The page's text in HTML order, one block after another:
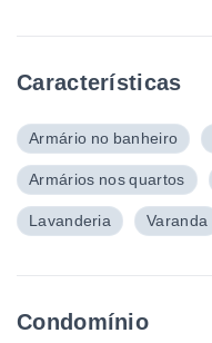
Características
Armário no banheiro
Armários nos quartos
Lavanderia Varanda
Condomínio